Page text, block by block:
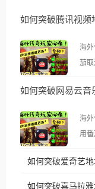
如何突破腾讯视频
海
茄取消海
示语。 海外用户如香港、澳门
像
仅能在
使用
台
如何突破网易云音
海
用番茄
播放”的提示
国
如何突破爱奇艺
如何突破喜马拉